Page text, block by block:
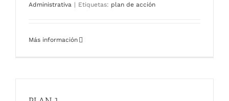
Administrativa | Etiquetas: plan de acción
Más información